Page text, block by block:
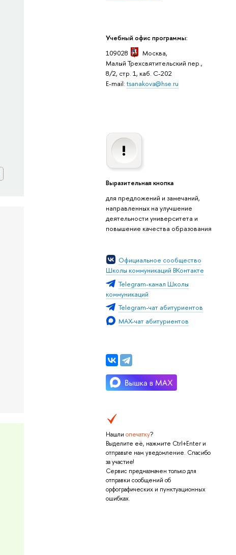
Учебный офис программы:
109028
Москва,
Малый Трехсвятительский пер.,
8/2, стр. 1, каб. C-202
E-mail: tsanakova@hse.ru
Выразительная кнопка
для предложений и замечаний,
направленных на улучшение
деятельности университета и
повышение качества образования
Официальное сообщество
Школы коммуникаций ВКонтакте
Telegram-канал Школы
коммуникаций
Telegram-чат абитуриентов
MAX-чат абитуриентов
Нашли опечатку?
Выделите её, нажмите Ctrl+Enter и
отправьте нам уведомление. Спасибо
за участие!
Сервис предназначен только для
отправки сообщений об
орфографических и пунктуационных
ошибках.